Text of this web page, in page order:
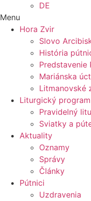
DE
Menu
Hora Zvir
Slovo
História
Predstavenie
Mariánska
Litmanovské
Liturgický program
Pravidelný
Sviatky a
Aktuality
Oznamy
Správy
Články
Pútnici
Uzdravenia